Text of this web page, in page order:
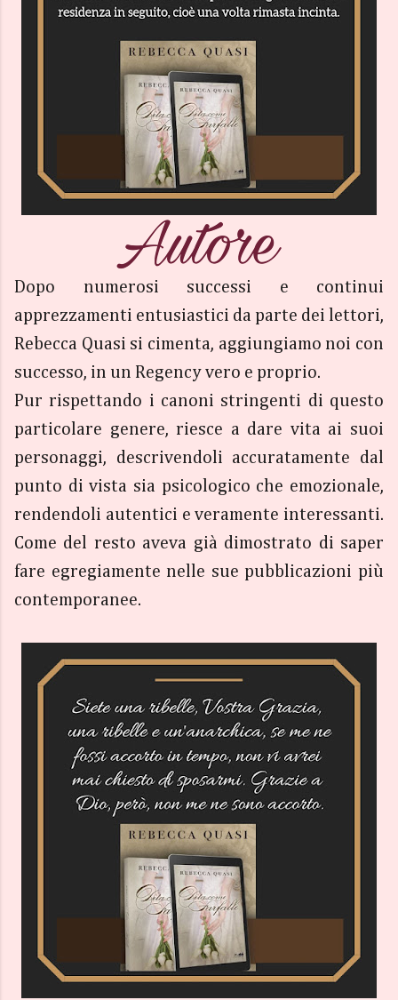
Dopo numerosi successi e continui
apprezzamenti entusiastici da parte dei lettori,
Rebecca Quasi si cimenta, aggiungiamo noi con
successo, in un Regency vero e proprio.
Pur rispettando i canoni stringenti di questo
particolare genere, riesce a dare vita ai suoi
personaggi, descrivendoli accuratamente dal
punto di vista sia psicologico che emozionale,
rendendoli autentici e veramente interessanti.
Come del resto aveva già dimostrato di saper
fare egregiamente nelle sue pubblicazioni più
contemporanee.